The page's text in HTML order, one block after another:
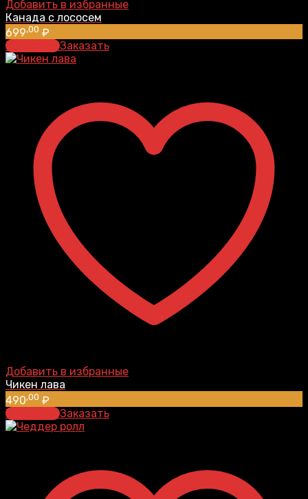
Добавить в избранные
Канада с лососем
699,00 ₽
В корзинуЗаказать
Добавить в избранные
Чикен лава
490,00 ₽
В корзинуЗаказать